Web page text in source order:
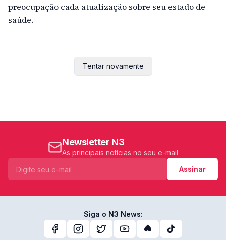
preocupação cada atualização sobre seu estado de
saúde.
Tentar novamente
Newsletter N3
As principais notícias no seu e-mail
Assinar
Siga o N3 News: